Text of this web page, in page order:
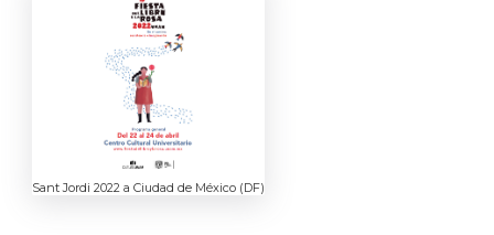
Sant Jordi 2022 a Ciudad de México (DF)